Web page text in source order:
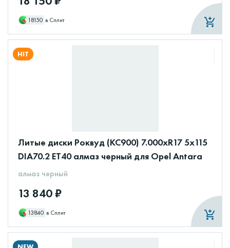
18150 в Сплит
HIT
Литые диски Роквуд (КС900) 7.000xR17 5x115
DIA70.2 ET40 алмаз черный для Opel Antara
алмаз черный
13 840 ₽
13840 в Сплит